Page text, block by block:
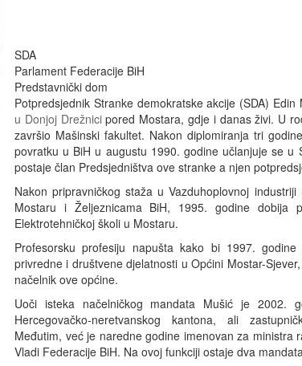
SDA
Parlament Federacije BiH
Predstavnički dom
Potpredsjednik Stranke demokratske akcije (SDA) Edin
u Donjoj Drežnicipored Mostara, gdje i danas živi. U
završio Mašinski fakultet. Nakon diplomiranja tri
povratku u BiH u augustu 1990. godine učlanjuje se u
postaje član Predsjedništva ove stranke a njen
Nakon pripravničkog staža u Vazduhoplovnoj
Mostaru i Željeznicama BiH, 1995. godine dobija
Elektrotehničkoj školi u Mostaru.
Profesorsku profesiju napušta kako bi 1997.
privredne i društvene djelatnosti u Općini Mostar-
načelnik ove općine.
Uoči isteka načelničkog mandata Mušić je 2002.
Hercegovačko-neretvanskog kantona, ali
Međutim, već je naredne godine imenovan za ministra
Vladi Federacije BiH. Na ovoj funkciji ostaje dva